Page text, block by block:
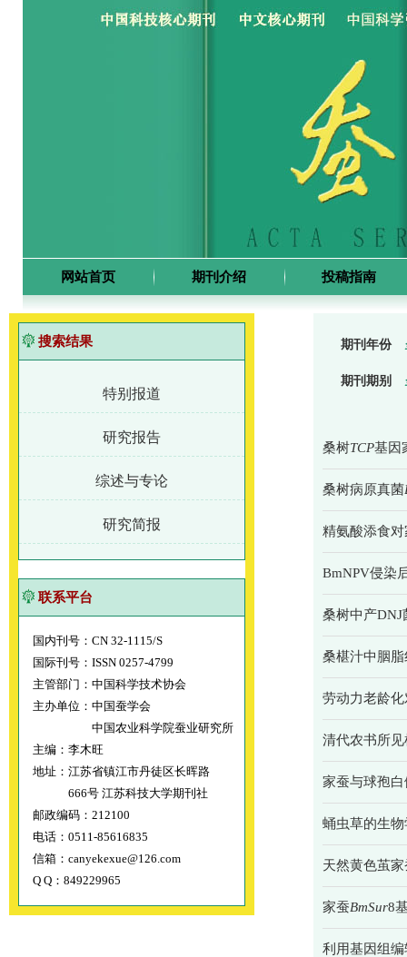
网站首页 期刊介绍 投稿指南
搜索结果
特别报道
研究报告
综述与专论
研究简报
联系平台
国内刊号：CN 32-1115/S
国际刊号：ISSN 0257-4799
主管部门：中国科学技术协会
主办单位：中国蚕学会
中国农业科学院蚕业研究所
主编：李木旺
地址：江苏省镇江市丹徒区长晖路
666号 江苏科技大学期刊社
邮政编码：212100
电话：0511-85616835
信箱：canyekexue@126.com
Q Q：849229965
期刊年份
期刊期别
桑树TCP基因
桑树病原真菌
精氨酸添食
BmNPV侵染
桑树中产
桑椹汁中胭
劳动力老龄
清代农书所
家蚕与球孢
蛹虫草的生
天然黄色茧
家蚕BmSur8
利用基因组